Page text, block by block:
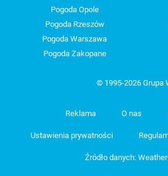
Pogoda Opole
Pogoda Rzeszów
Pogoda Warszawa
Pogoda Zakopane
© 1995-2026 Grupa
Reklama O nas
Ustawienia prywatności
Źródło danych: